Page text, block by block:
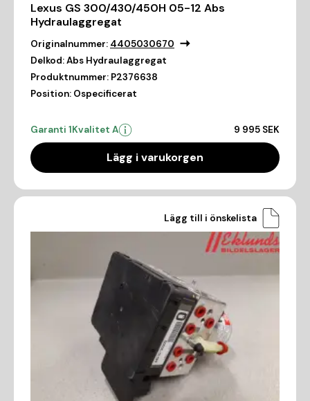
Lexus GS 300/430/450H 05-12 Abs
Hydraulaggregat
Originalnummer: 4405030670
Delkod:Abs Hydraulaggregat
Produktnummer: P2376638
Position: Ospecificerat
Garanti 1Kvalitet A 9 995 SEK
Lägg i varukorgen
Lägg till i önskelista